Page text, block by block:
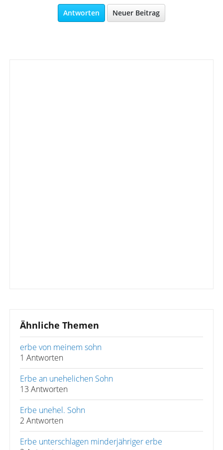
Antworten Neuer Beitrag
Ähnliche Themen
erbe von meinem sohn
1 Antworten
Erbe an unehelichen Sohn
13 Antworten
Erbe unehel. Sohn
2 Antworten
Erbe unterschlagen minderjähriger erbe